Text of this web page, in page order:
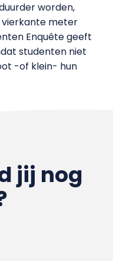
worden,
vierkante meter
Enquête geeft
studenten niet
-of klein- hun
jij nog